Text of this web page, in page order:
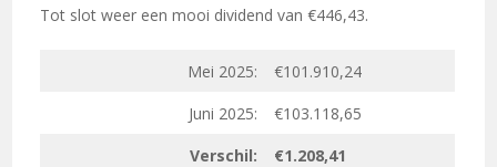
Tot slot weer een mooi dividend van €446,43.
Mei 2025:
€101.910,24
Juni 2025:
€103.118,65
Verschil:
€1.208,41